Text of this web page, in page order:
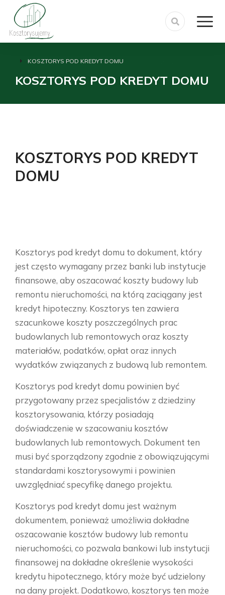
Jesteś tutaj:
KOSZTORYS POD KREDYT DOMU
KOSZTORYS POD KREDYT DOMU
KOSZTORYS POD KREDYT
DOMU
Kosztorys pod kredyt domu to dokument, który
jest często wymagany przez banki lub instytucje
finansowe, aby oszacować koszty budowy lub
remontu nieruchomości, na którą zaciągany jest
kredyt hipoteczny. Kosztorys ten zawiera
szacunkowe koszty poszczególnych prac
budowlanych lub remontowych oraz koszty
materiałów, podatków, opłat oraz innych
wydatków związanych z budową lub remontem.
Kosztorys pod kredyt domu powinien być
przygotowany przez specjalistów z dziedziny
kosztorysowania, którzy posiadają
doświadczenie w szacowaniu kosztów
budowlanych lub remontowych. Dokument ten
musi być sporządzony zgodnie z obowiązującymi
standardami kosztorysowymi i powinien
uwzględniać specyfikę danego projektu.
Kosztorys pod kredyt domu jest ważnym
dokumentem, ponieważ umożliwia dokładne
oszacowanie kosztów budowy lub remontu
nieruchomości, co pozwala bankowi lub instytucji
finansowej na dokładne określenie wysokości
kredytu hipotecznego, który może być udzielony
na dany projekt. Dodatkowo, kosztorys ten może